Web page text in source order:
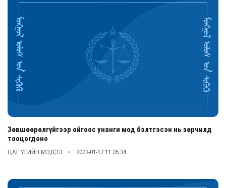
Зөвшөөрөлгүйгээр ойгоос унанги мод бэлтгэсэн нь зөрчилд
тооцогдоно
ЦАГ ҮЕИЙН МЭДЭЭ 2023-01-17 11:35:34